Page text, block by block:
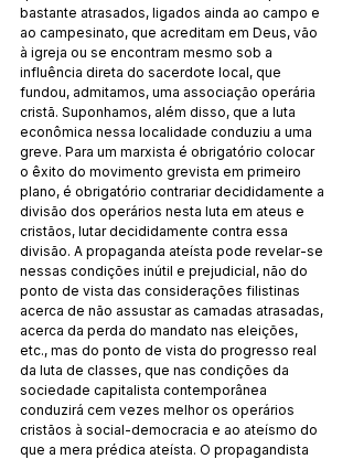
bastante atrasados, ligados ainda ao campo e
ao campesinato, que acreditam em Deus, vão
à igreja ou se encontram mesmo sob a
influência direta do sacerdote local, que
fundou, admitamos, uma associação operária
cristã. Suponhamos, além disso, que a luta
econômica nessa localidade conduziu a uma
greve. Para um marxista é obrigatório colocar
o êxito do movimento grevista em primeiro
plano, é obrigatório contrariar decididamente a
divisão dos operários nesta luta em ateus e
cristãos, lutar decididamente contra essa
divisão. A propaganda ateísta pode revelar-se
nessas condições inútil e prejudicial, não do
ponto de vista das considerações filistinas
acerca de não assustar as camadas atrasadas,
acerca da perda do mandato nas eleições,
etc., mas do ponto de vista do progresso real
da luta de classes, que nas condições da
sociedade capitalista contemporânea
conduzirá cem vezes melhor os operários
cristãos à social-democracia e ao ateísmo do
que a mera prédica ateísta. O propagandista